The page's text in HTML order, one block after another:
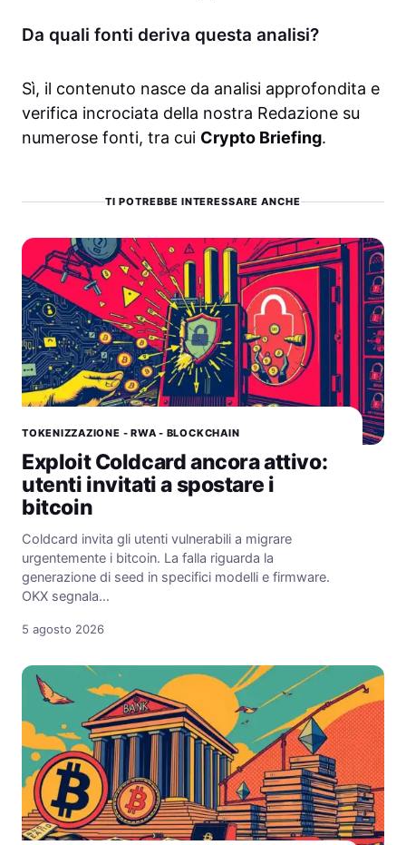
Da quali fonti deriva questa analisi?
Sì, il contenuto nasce da analisi approfondita e
verifica incrociata della nostra Redazione su
numerose fonti, tra cui Crypto Briefing.
TI POTREBBE INTERESSARE ANCHE
TOKENIZZAZIONE - RWA - BLOCKCHAIN
Exploit Coldcard ancora attivo:
utenti invitati a spostare i
bitcoin
Coldcard invita gli utenti vulnerabili a migrare
urgentemente i bitcoin. La falla riguarda la
generazione di seed in specifici modelli e firmware.
OKX segnala…
5 agosto 2026